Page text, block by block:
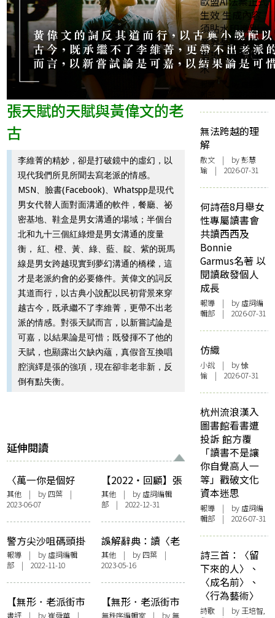
張天賦的天賦與黃偉文的老
古
李維菁的精妙，卻是打破鏡中的虛幻，以
現代我們所見所聞去寫老派的情感。
MSN、臉書(Facebook)、Whatspp是現代
男女代替人面對面溝通的軟件，餐廳、祕
密基地、鞋盒是男女溝通的場域；半個台
北和九十三個紅綠燈是男女溝通的度量
衡， 紅、橙、黃、綠、藍、靛、紫的斑馬
線是男女跨越現實到夢幻溝通的橋樑，這
才是老派約會的必要條件。黃偉文的詞反
其道而行，以古典小說配以民初背景來穿
越古今，既承繼不了李維菁，更帶不出老
派的情感。對張天賦而言，以新嘗試論是
可嘉，以結果論是可惜；既發揮不了他的
天賦，也顯露出欠缺內蘊，真假音互換唱
腔演繹是張的強項，現在卻非老非新，反
倒有點失衡。
延伸閱讀
〈萬一你是個好
人〉：從黑白的
土、衛到「綠」
其他 | by 四葉 |
2023-06-07
【2022・回顧】張
婉雯、姚慶萬、阿
果——給2023的十
首歌
其他| by 虛詞編輯
部 | 2022-12-31
警方尖沙咀碼頭掛
禁奏樂告示 歌手
MC感無奈 笑言
「清唱好似得」
報導 | by 虛詞編輯
部 | 2022-11-10
誤解辭典：讀〈老
派約會之必要〉的
浮想聯翩
其他| by 四葉|
2023-05-16
【無形．老派街市
書評 | by 崔舜華 |
【無形．老派街市
無秩序編輯室| by 無
生效 生成內容
須貼水印識別
業界憂標籤氾
濫恐令大眾麻
木
無法跨越的理
解
散文 | by 彭慧
瑜 | 2026-07-31
何詩蓓8月舉女
性專屬讀書會
共讀西西及
Bonnie
Garmus名著 以
閱讀啟發個人
成長
報導 | by 虛詞編
輯部 | 2026-07-31
仿織
小說 | by 悇
愉 | 2026-07-31
杭州流浪漢入
圖書館看書遭
投訴 館方覆
「讀書不是讓
你自覺高人一
等」戳破文化
資本迷思
報導 | by 虛詞編
輯部 | 2026-07-31
詩三首：〈留
下來的人〉、
〈成名前〉、
〈行為藝術〉
詩歌 | by 王培智,